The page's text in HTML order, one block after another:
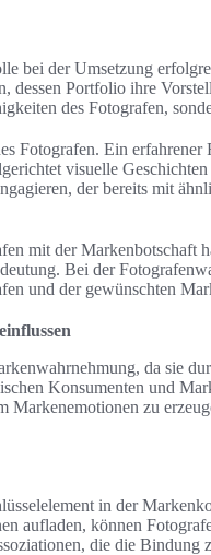
bei der Umsetzung
dessen Portfolio ihre
des Fotografen,
Fotografen. Ein erfahrener
visuelle
der bereits mit
mit der Markenbotschaft
Bei der
und der gewünschten
da sie
Konsumenten und
zu
in der
aufladen, können
die die Bindung